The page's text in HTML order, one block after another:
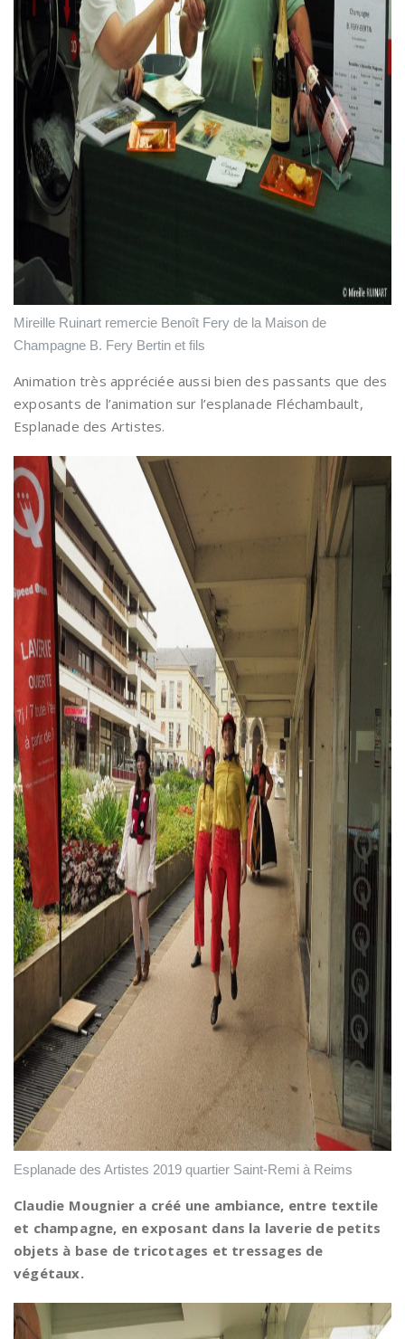
Mireille Ruinart remercie Benoît Fery de la Maison de
Champagne B. Fery Bertin et fils
Animation très appréciée aussi bien des passants que des
exposants de l’animation sur l’esplanade Fléchambault,
Esplanade des Artistes.
Esplanade des Artistes 2019 quartier Saint-Remi à Reims
Claudie Mougnier a créé une ambiance, entre textile
et champagne, en exposant dans la laverie de petits
objets à base de tricotages et tressages de
végétaux.